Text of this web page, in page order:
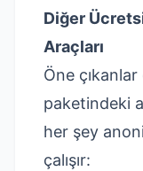
Diğer
Araçları
Öne
paketindeki
her şey
çalışır: